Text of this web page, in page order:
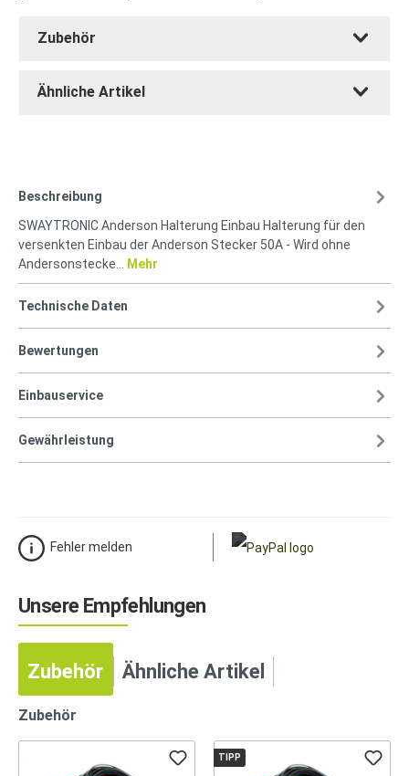
Zubehör
Ähnliche Artikel
Beschreibung
SWAYTRONIC Anderson Halterung Einbau Halterung für den
versenkten Einbau der Anderson Stecker 50A - Wird ohne
Andersonstecke…
Mehr
Technische Daten
Bewertungen
Einbauservice
Gewährleistung
Fehler melden
Unsere Empfehlungen
Zubehör Ähnliche Artikel
Zubehör
TIPP